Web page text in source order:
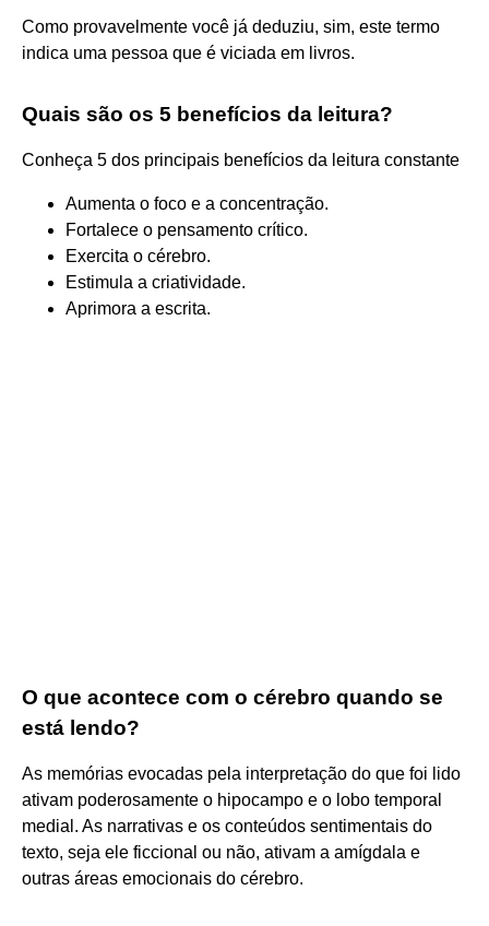
Como provavelmente você já deduziu, sim, este termo
indica uma pessoa que é viciada em livros.
Quais são os 5 benefícios da leitura?
Conheça 5 dos principais benefícios da leitura constante
Aumenta o foco e a concentração.
Fortalece o pensamento crítico.
Exercita o cérebro.
Estimula a criatividade.
Aprimora a escrita.
O que acontece com o cérebro quando se
está lendo?
As memórias evocadas pela interpretação do que foi lido
ativam poderosamente o hipocampo e o lobo temporal
medial. As narrativas e os conteúdos sentimentais do
texto, seja ele ficcional ou não, ativam a amígdala e
outras áreas emocionais do cérebro.